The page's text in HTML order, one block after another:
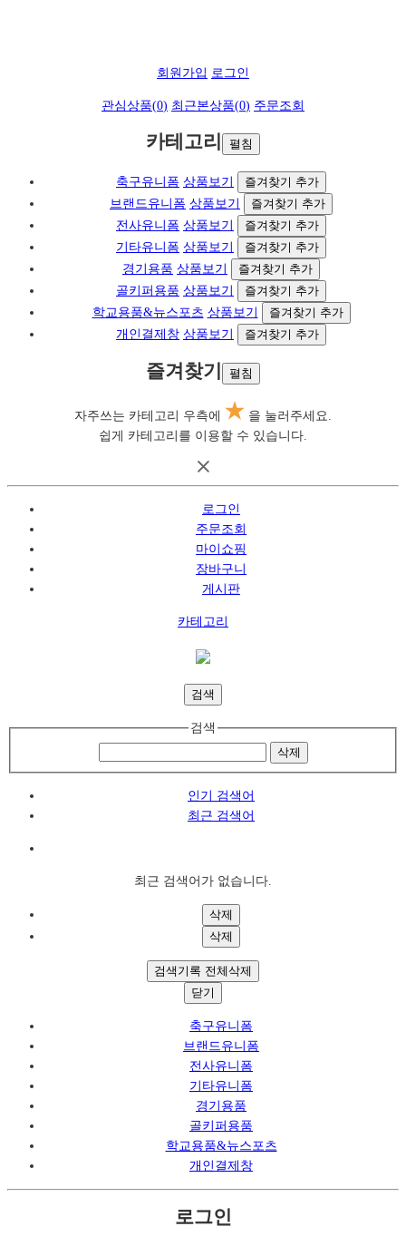
회원가입 로그인
관심상품(0) 최근본상품(0) 주문조회
카테고리 펼침
축구유니폼 상품보기
즐겨찾기 추가
브랜드유니폼 상품보기
즐겨찾기 추가
전사유니폼 상품보기
즐겨찾기 추가
기타유니폼 상품보기
즐겨찾기 추가
경기용품 상품보기
즐겨찾기 추가
골키퍼용품 상품보기
즐겨찾기 추가
학교용품&뉴스포츠 상품보기
즐겨찾기 추가
개인결제창 상품보기 즐겨찾기 추가
즐겨찾기 펼침
자주쓰는 카테고리 우측에
을 눌러주세요.
쉽게 카테고리를 이용할 수 있습니다.
로그인
주문조회
마이쇼핑
장바구니
게시판
카테고리
검색
검색
삭제
인기 검색어
최근 검색어
최근 검색어가 없습니다.
삭제
삭제
검색기록 전체삭제
닫기
축구유니폼
브랜드유니폼
전사유니폼
기타유니폼
경기용품
골키퍼용품
학교용품&뉴스포츠
개인결제창
로그인